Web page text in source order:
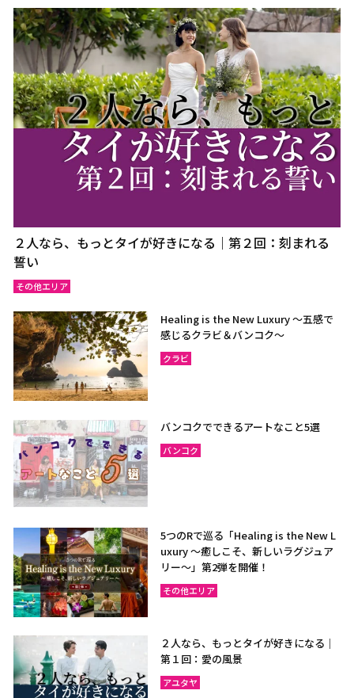
２人なら、もっとタイが好きになる｜第２回：刻まれる
誓い
その他エリア
Healing is the New Luxury ～五感で
感じるクラビ＆バンコク～
クラビ
バンコクでできるアートなこと5選
バンコク
5つのRで巡る「Healing is the New L
uxury ～癒しこそ、新しいラグジュア
リー〜」第2弾を開催！
その他エリア
２人なら、もっとタイが好きになる｜
第１回：愛の風景
アユタヤ